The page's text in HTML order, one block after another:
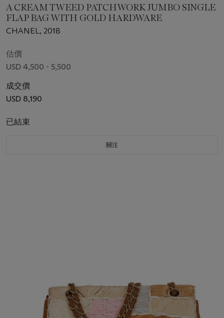
A CREAM TWEED PATCHWORK JUMBO SINGLE
FLAP BAG WITH GOLD HARDWARE
CHANEL, 2018
估價
USD 4,500 - 5,500
成交價
USD 8,190
已結束
關注